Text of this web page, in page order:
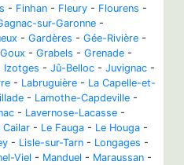
- Finhan - Fleury - Flourens -
sur-Garonne -
- Gardères - Gée-Rivière -
Goux - Grabels - Grenade -
Izotges - Jû-Belloc - Juvignac -
- Labruguière - La Capelle-et-
- Lamothe-Capdeville -
- Lavernose-Lacasse -
Cailar - Le Fauga - Le Houga -
- Lisle-sur-Tarn - Longages -
Viel - Manduel - Maraussan -